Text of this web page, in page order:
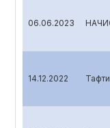
06.06.2023
14.12.2022